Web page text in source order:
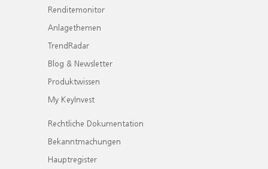
Renditemonitor
Anlagethemen
TrendRadar
Blog & Newsletter
Produktwissen
My KeyInvest
Rechtliche Dokumentation
Bekanntmachungen
Hauptregister